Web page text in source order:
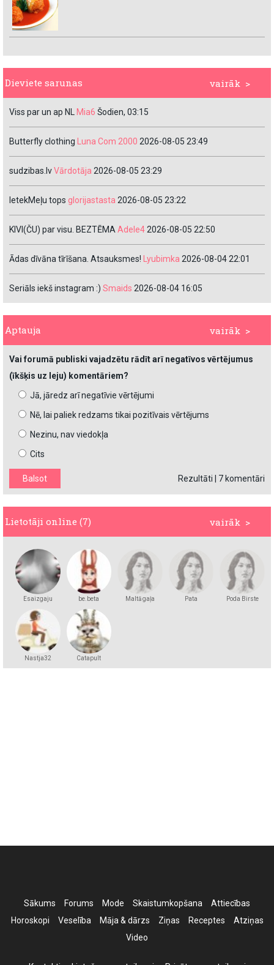
vairāk >
Dieviete sarunas
Viss par un ap NL Mia6 Šodien, 03:15
Butterfly clothing Luna Com 2000 2026-08-05 23:49
sudzibas.lvVārdotāja 2026-08-05 23:29
IetekMeļu tops glorijastasta 2026-08-05 23:22
KIVI(ČU) par visu. BEZTĒMAAdele42026-08-05 22:50
Ādas dīvāna tīrīšana. Atsauksmes! Lyubimka 2026-08-04 22:01
Seriāls iekš instagram :) Smaids 2026-08-04 16:05
vairāk >
Aptauja
Vai forumā publiski vajadzētu rādīt arī negatīvos vērtējumus
(īkšķis uz leju) komentāriem?
Jā, jāredz arī negatīvie vērtējumi
Nē, lai paliek redzams tikai pozitīvais vērtējums
Nezinu, nav viedokļa
Cits
Rezultāti 7 komentāri
vairāk >
Lietotāji online (7)
Esaizgaju be.beta Maltā gaļa Pata Poda Birste
Nastja32 Catapult
Sākums Forums Mode Skaistumkopšana
Attiecības
Horoskopi
Veselība Māja & dārzs Ziņas Receptes
Atziņas
Video